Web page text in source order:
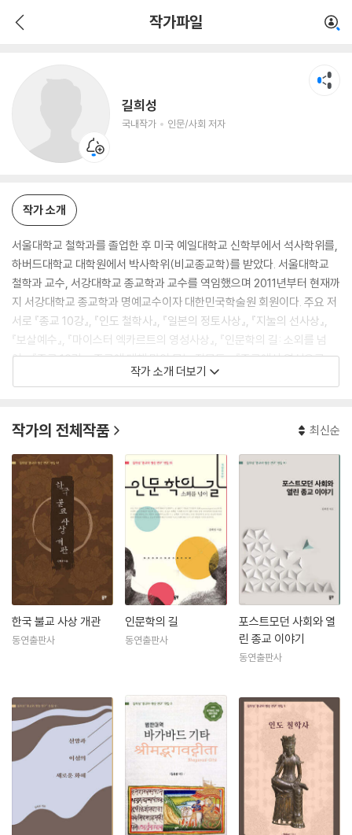
작가파일
길희성
국내작가 인문/사회 저자
인문/사회 저자
작가 소개
서울대학교 철학과를 졸업한 후 미국 예일대학교 신학부에서 석사학위를,
하버드대학교 대학원에서 박사학위(비교종교학)를 받았다. 서울대학교
철학과 교수, 서강대학교 종교학과 교수를 역임했으며 2011년부터 현재까
지 서강대학교 종교학과 명예교수이자 대한민국학술원 회원이다. 주요 저
서로 『종교 10강』, 『인도 철학사』, 『일본의 정토사상』, 『지눌의 선사상』,
『보살예수』, 『마이스터 엑카르트의 영성사상』, 『인문학의 길: 소외를 넘
어』, 『종교 10강―종교에 대해 많이 묻는 질문들』, 『종교에서 영성으로―
탈종교 시대의 열린 종교 이야기』 등이 있다.
작가 소개 더보기
작가의 전체작품 최신순
한국 불교 사상 개관
동연출판사
인문학의 길
동연출판사
포스트모던 사회와 열
린 종교 이야기
동연출판사